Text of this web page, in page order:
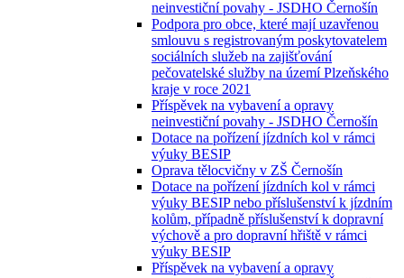
neinvestiční povahy - JSDHO Černošín
Podpora pro obce, které mají uzavřenou
smlouvu s registrovaným poskytovatelem
sociálních služeb na zajišťování
pečovatelské služby na území Plzeňského
kraje v roce 2021
Příspěvek na vybavení a opravy
neinvestiční povahy - JSDHO Černošín
Dotace na pořízení jízdních kol v rámci
výuky BESIP
Oprava tělocvičny v ZŠ Černošín
Dotace na pořízení jízdních kol v rámci
výuky BESIP nebo příslušenství k jízdním
kolům, případně příslušenství k dopravní
výchově a pro dopravní hřiště v rámci
výuky BESIP
Příspěvek na vybavení a opravy